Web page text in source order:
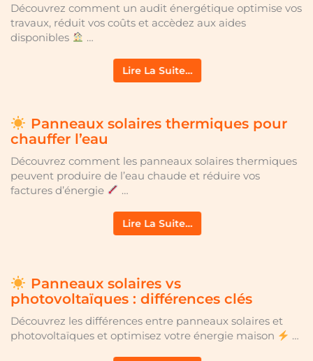
Découvrez comment un audit énergétique optimise vos
travaux, réduit vos coûts et accèdez aux aides
disponibles
…
Lire La Suite…
Panneaux solaires thermiques pour
chauffer l’eau
Découvrez comment les panneaux solaires thermiques
peuvent produire de l’eau chaude et réduire vos
factures d’énergie
…
Lire La Suite…
Panneaux solaires vs
photovoltaïques : différences clés
Découvrez les différences entre panneaux solaires et
photovoltaïques et optimisez votre énergie maison
…